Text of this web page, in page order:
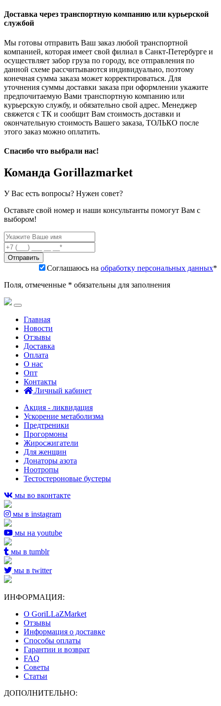
Доставка через транспортную компанию или курьерской
службой
Мы готовы отправить Ваш заказ любой транспортной
компанией, которая имеет свой филиал в Санкт-Петербурге и
осуществляет забор груза по городу, все отправления по
данной схеме рассчитываются индивидуально, поэтому
конечная сумма заказа может корректироваться. Для
уточнения суммы доставки заказа при оформлении укажите
предпочитаемую Вами транспортную компанию или
курьерскую службу, и обязательно свой адрес. Менеджер
свяжется с ТК и сообщит Вам стоимость доставки и
окончательную стоимость Вашего заказа, ТОЛЬКО после
этого заказ можно оплатить.
Спасибо что выбрали нас!
Команда Gorillazmarket
У Вас есть вопросы? Нужен совет?
Оставьте свой номер и наши консультанты помогут Вам с
выбором!
Соглашаюсь на обработку персональных данных*
Поля, отмеченные * обязательны для заполнения
Главная
Новости
Отзывы
Доставка
Оплата
О нас
Опт
Контакты
Личный кабинет
Акция - ликвидация
Ускорение метаболизма
Предтреники
Прогормоны
Жиросжигатели
Для женщин
Донаторы азота
Ноотропы
Тестостероновые бустеры
мы во вконтакте
мы в instagram
мы на youtube
мы в tumblr
мы в twitter
ИНФОРМАЦИЯ:
О GoriLLaZMarket
Отзывы
Информация о доставке
Способы оплаты
Гарантии и возврат
FAQ
Советы
Статьи
ДОПОЛНИТЕЛЬНО: